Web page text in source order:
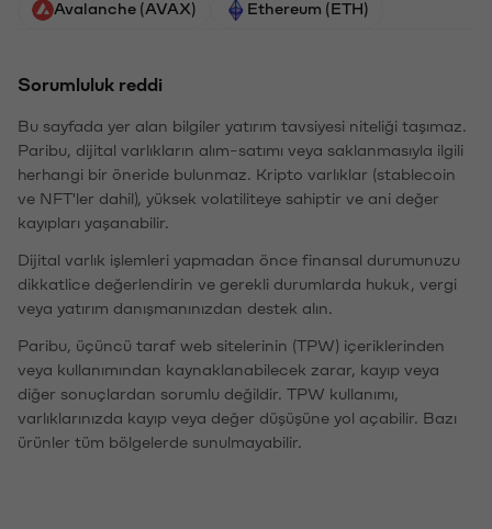
Avalanche (AVAX) Ethereum (ETH)
Sorumluluk reddi
Bu sayfada yer alan bilgiler yatırım tavsiyesi niteliği taşımaz.
Paribu, dijital varlıkların alım-satımı veya saklanmasıyla ilgili
herhangi bir öneride bulunmaz. Kripto varlıklar (stablecoin
ve NFT'ler dahil), yüksek volatiliteye sahiptir ve ani değer
kayıpları yaşanabilir.
Dijital varlık işlemleri yapmadan önce finansal durumunuzu
dikkatlice değerlendirin ve gerekli durumlarda hukuk, vergi
veya yatırım danışmanınızdan destek alın.
Paribu, üçüncü taraf web sitelerinin (TPW) içeriklerinden
veya kullanımından kaynaklanabilecek zarar, kayıp veya
diğer sonuçlardan sorumlu değildir. TPW kullanımı,
varlıklarınızda kayıp veya değer düşüşüne yol açabilir. Bazı
ürünler tüm bölgelerde sunulmayabilir.